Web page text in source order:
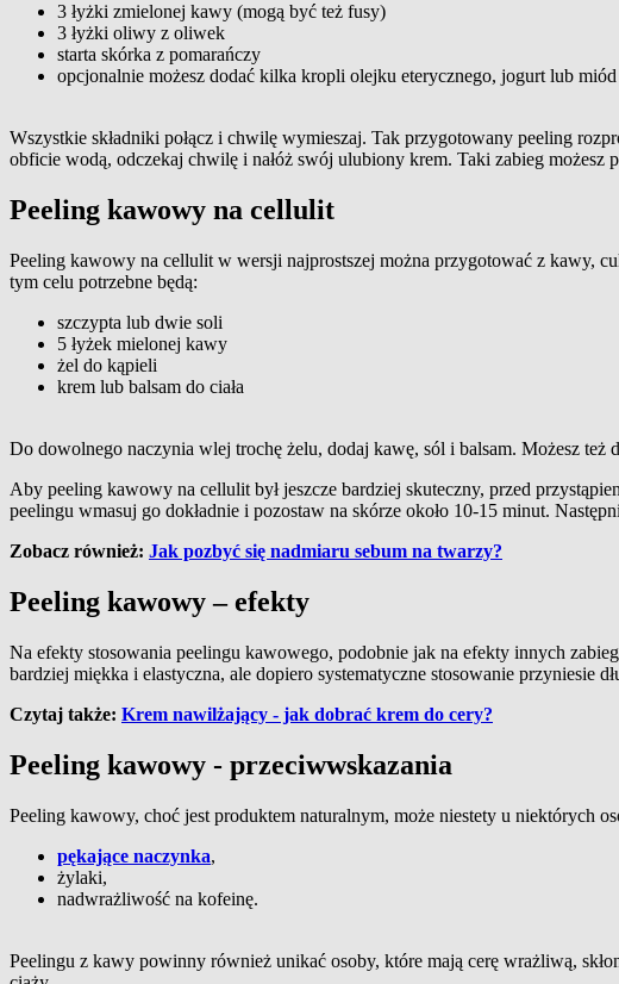
3 łyżki zmielonej kawy (mogą być też fusy)
3 łyżki oliwy z oliwek
starta skórka z pomarańczy
opcjonalnie możesz dodać kilka kropli olejku eterycznego, jogurt lub miód
Wszystkie składniki połącz i chwilę wymieszaj. Tak przygotowany peeling
obficie wodą, odczekaj chwilę i nałóż swój ulubiony krem. Taki zabieg możesz
Peeling kawowy na cellulit
Peeling kawowy na cellulit w wersji najprostszej można przygotować z kawy,
tym celu potrzebne będą:
szczypta lub dwie soli
5 łyżek mielonej kawy
żel do kąpieli
krem lub balsam do ciała
Do dowolnego naczynia wlej trochę żelu, dodaj kawę, sól i balsam. Możesz
Aby peeling kawowy na cellulit był jeszcze bardziej skuteczny, przed
peelingu wmasuj go dokładnie i pozostaw na skórze około 10-15 minut.
Zobacz również: Jak pozbyć się nadmiaru sebum na twarzy?
Peeling kawowy – efekty
Na efekty stosowania peelingu kawowego, podobnie jak na efekty innych
bardziej miękka i elastyczna, ale dopiero systematyczne stosowanie przyniesie
Czytaj także: Krem nawilżający - jak dobrać krem do cery?
Peeling kawowy - przeciwwskazania
Peeling kawowy, choć jest produktem naturalnym, może niestety u niektórych
pękające naczynka,
żylaki,
nadwrażliwość na kofeinę.
Peelingu z kawy powinny również unikać osoby, które mają cerę wrażliwą,